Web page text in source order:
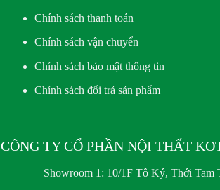
Chính sách thanh toán
Chính sách vận chuyển
Chính sách bảo mật thông tin
Chính sách đổi trả sản phẩm
CÔNG TY CỔ PHẦN NỘI THẤT
Showroom 1: 10/1F Tô Ký, Thới Tam